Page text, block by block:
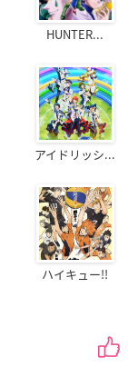
HUNTER...
アイドリッシ...
ハイキュー!!